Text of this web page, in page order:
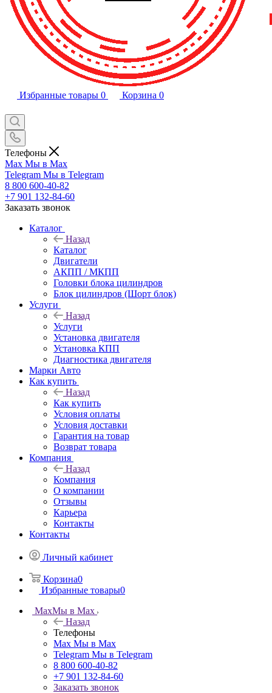
Избранные товары 0 Корзина 0
Телефоны
Max Мы в Max
Telegram Мы в Telegram
8 800 600-40-82
+7 901 132-84-60
Заказать звонок
Каталог
Назад
Каталог
Двигатели
АКПП / МКПП
Головки блока цилиндров
Блок цилиндров (Шорт блок)
Услуги
Назад
Услуги
Установка двигателя
Установка КПП
Диагностика двигателя
Марки Авто
Как купить
Назад
Как купить
Условия оплаты
Условия доставки
Гарантия на товар
Возврат товара
Компания
Назад
Компания
О компании
Отзывы
Карьера
Контакты
Контакты
Личный кабинет
Корзина0
Избранные товары0
MaxМы в Max
Назад
Телефоны
Max Мы в Max
Telegram Мы в Telegram
8 800 600-40-82
+7 901 132-84-60
Заказать звонок